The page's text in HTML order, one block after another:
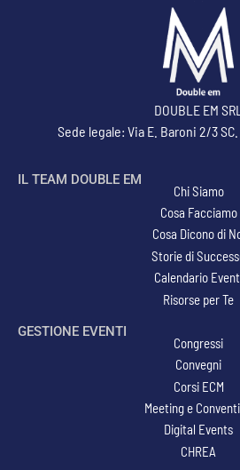
DOUBLE EM SRL
Sede legale: Via E. Baroni 2/3 SC.
IL TEAM DOUBLE EM
Chi Siamo
Cosa Facciamo
Cosa Dicono di
Storie di
Calendario
Risorse per Te
GESTIONE EVENTI
Congressi
Convegni
Corsi ECM
Meeting e
Digital Events
CHREA